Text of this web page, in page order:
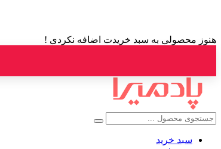
هنوز محصولی به سبد خریدت اضافه نکردی !
سبد خرید